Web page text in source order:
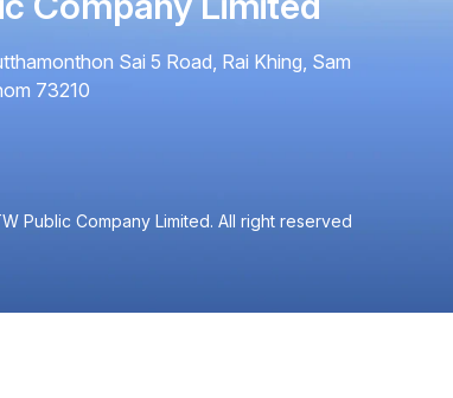
Sai 5 Road, Rai Khing, Sam
73210
Public Company Limited. All right reserved